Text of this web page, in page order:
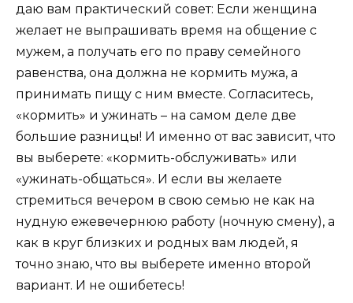
даю вам практический совет: Если женщина
желает не выпрашивать время на общение с
мужем, а получать его по праву семейного
равенства, она должна не кормить мужа, а
принимать пищу с ним вместе. Согласитесь,
«кормить» и ужинать – на самом деле две
большие разницы! И именно от вас зависит, что
вы выберете: «кормить-обслуживать» или
«ужинать-общаться». И если вы желаете
стремиться вечером в свою семью не как на
нудную ежевечернюю работу (ночную смену), а
как в круг близких и родных вам людей, я
точно знаю, что вы выберете именно второй
вариант. И не ошибетесь!